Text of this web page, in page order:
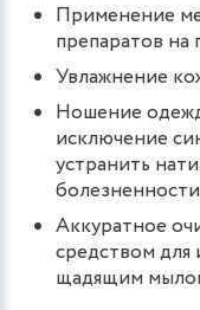
Применение
препаратов на
Увлажнение
Ношение
исключение
устранить
Аккуратное
средством
щадящим